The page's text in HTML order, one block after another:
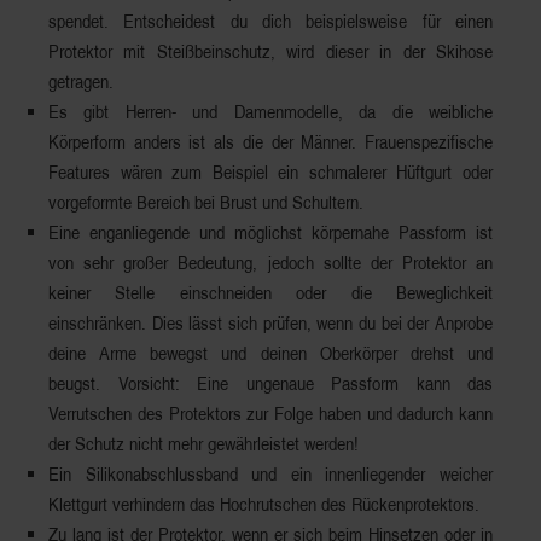
spendet. Entscheidest du dich beispielsweise für einen
Protektor mit Steißbeinschutz, wird dieser in der Skihose
getragen.
Es gibt Herren- und Damenmodelle, da die weibliche
Körperform anders ist als die der Männer. Frauenspezifische
Features wären zum Beispiel ein schmalerer Hüftgurt oder
vorgeformte Bereich bei Brust und Schultern.
Eine enganliegende und möglichst körpernahe Passform ist
von sehr großer Bedeutung, jedoch sollte der Protektor an
keiner Stelle einschneiden oder die Beweglichkeit
einschränken. Dies lässt sich prüfen, wenn du bei der Anprobe
deine Arme bewegst und deinen Oberkörper drehst und
beugst. Vorsicht: Eine ungenaue Passform kann das
Verrutschen des Protektors zur Folge haben und dadurch kann
der Schutz nicht mehr gewährleistet werden!
Ein Silikonabschlussbandund ein innenliegender weicher
Klettgurt verhindern das Hochrutschen des Rückenprotektors.
Zu lang ist der Protektor, wenn er sich beim Hinsetzen oder in